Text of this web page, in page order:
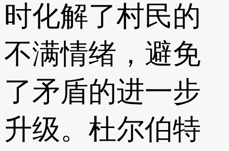
时化解了村民的
不满情绪，避免
了矛盾的进一步
升级。杜尔伯特